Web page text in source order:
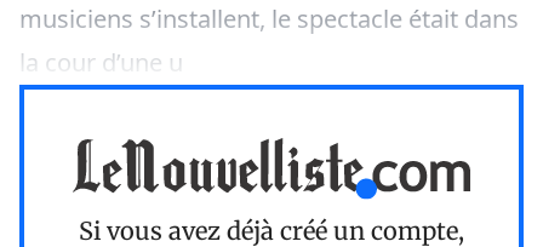
musiciens s’installent, le spectacle était dans
la cour d’une u
Si vous avez déjà créé un compte,